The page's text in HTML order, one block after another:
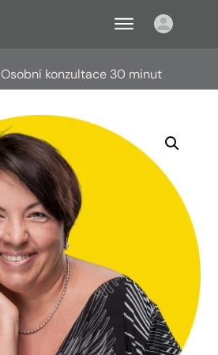
Osobní konzultace 30 minut